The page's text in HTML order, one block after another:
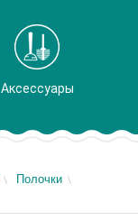
Аксессуары
Полочки